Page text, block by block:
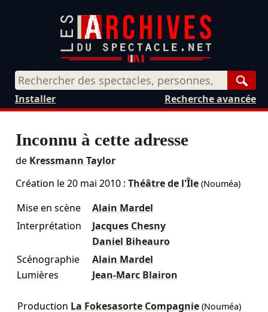
Recherche avancée
Installer
Inconnu à cette adresse
de Kressmann Taylor
Création le20 mai 2010: Théâtre de l'Île(Nouméa)
Mise en scène
Alain Mardel
Interprétation
Jacques Chesny
Daniel Biheauro
Scénographie
Alain Mardel
Lumières
Jean-Marc Blairon
Production La Fokesasorte Compagnie(Nouméa)